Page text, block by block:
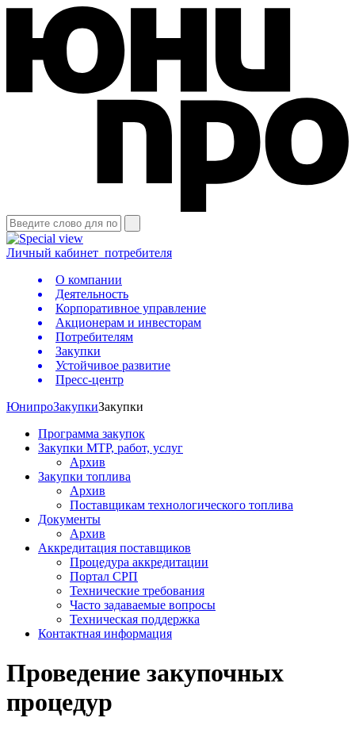
Личный кабинет потребителя
О компании
Деятельность
Корпоративное управление
Акционерам и инвесторам
Потребителям
Закупки
Устойчивое развитие
Пресс-центр
ЮнипроЗакупкиЗакупки
Программа закупок
Закупки МТР, работ, услуг
Архив
Закупки топлива
Архив
Поставщикам технологического топлива
Документы
Архив
Аккредитация поставщиков
Процедура аккредитации
Портал СРП
Технические требования
Часто задаваемые вопросы
Техническая поддержка
Контактная информация
Проведение закупочных
процедур